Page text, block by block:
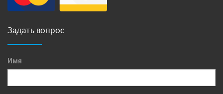
Задать вопрос
Имя